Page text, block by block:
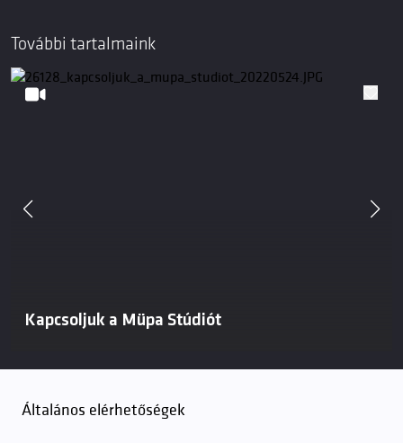
További tartalmaink
Kapcsoljuk a Müpa Stúdiót
Általános elérhetőségek